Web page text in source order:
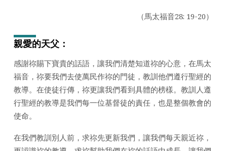
（馬太福音28: 19-20）
親愛的天父：
感謝祢賜下寶貴的話語，讓我們清楚知道祢的心意，在馬太
福音，祢要我們去使萬民作祢的門徒，教訓他們遵行聖經的
教導。在使徒行傳，祢更讓我們看到具體的榜樣。教訓人遵
行聖經的教導是我們每一位基督徒的責任，也是整個教會的
使命。
在我們教訓別人前，求祢先更新我們，讓我們每天親近祢，